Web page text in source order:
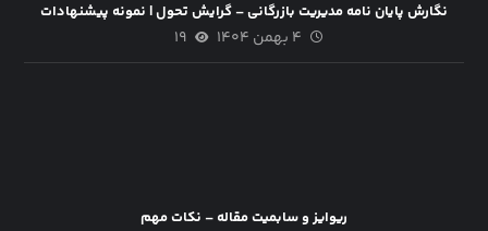
نگارش پایان نامه مديريت بازرگاني – گرايش تحول | نمونه پیشنهادات
۴ بهمن ۱۴۰۴ ۱۹
ریوایز و سابمیت مقاله – نکات مهم